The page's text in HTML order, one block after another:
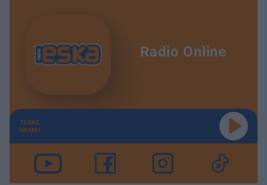
Radio Online
TERAZ
GRAMY